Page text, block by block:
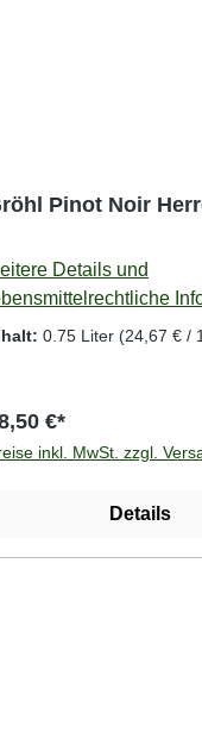
Pinot Noir
Details und
0.75 Liter (24,67 € /
€*
inkl. MwSt. zzgl.
Details